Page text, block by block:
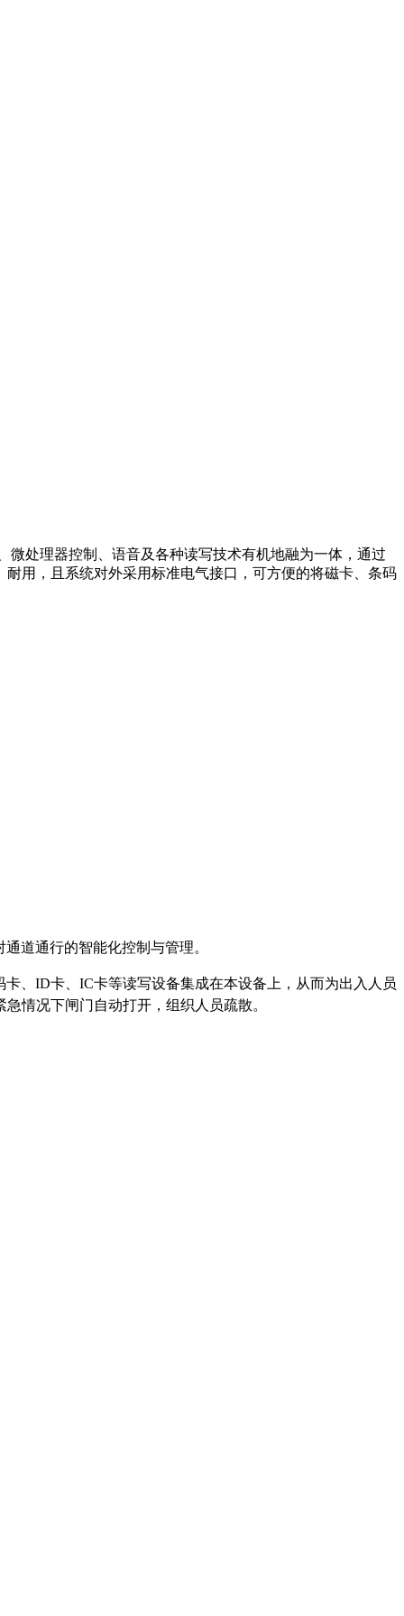
处理器控制、语音及各种读写技术有机地融为一体，通过
用，且系统对外采用标准电气接口，可方便的将磁卡、条码
道通行的智能化控制与管理。
、ID卡、IC卡等读写设备集成在本设备上，从而为出入人员
情况下闸门自动打开，组织人员疏散。